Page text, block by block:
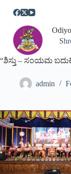
S
p
c
t
“ಶಿಸ್ತು – ಸಂಯಮ
admin